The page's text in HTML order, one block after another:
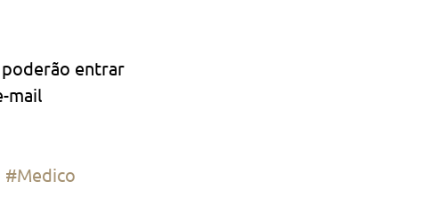
poderão entrar
mail
#Medico